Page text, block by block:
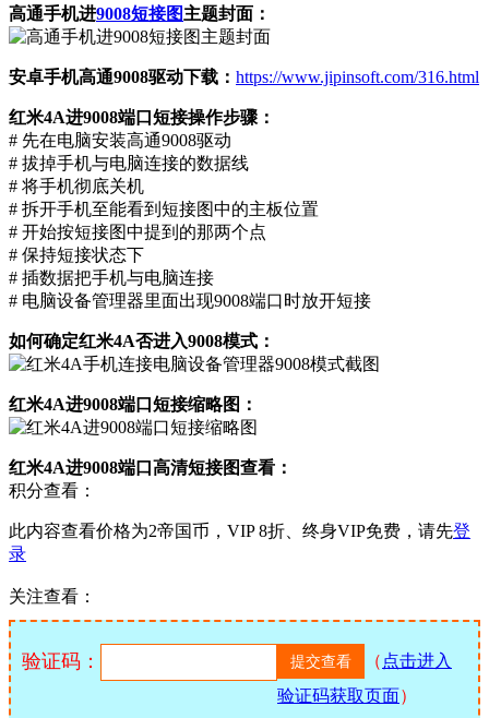
高通手机进9008短接图主题封面：
安卓手机高通9008驱动下载： https://www.jipinsoft.com/316.html
红米4A进9008端口短接操作步骤：
# 先在电脑安装高通9008驱动
# 拔掉手机与电脑连接的数据线
# 将手机彻底关机
# 拆开手机至能看到短接图中的主板位置
# 开始按短接图中提到的那两个点
# 保持短接状态下
# 插数据把手机与电脑连接
# 电脑设备管理器里面出现9008端口时放开短接
如何确定红米4A否进入9008模式：
红米4A进9008端口短接缩略图：
红米4A进9008端口高清短接图查看：
积分查看：
此内容查看价格为2帝国币，VIP 8折、终身VIP免费，请先登
录
关注查看：
验证码： （ 点击进入
验证码获取页面）